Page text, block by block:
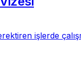
işlerde